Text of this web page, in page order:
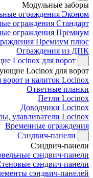
Модульные заборы
ограждения Эконом
ограждения Стандарт
ограждения Премиум
Премиум плюс
Ограждения из ДПК
Locinox для ворот
Locinox для ворот
ворот и калиток Locinox
Ответные планки
Петли Locinox
Доводчики Locinox
улавливатели Locinox
Временные ограждения
Сэндвич-панели
Сэндвич-панели
сэндвич-панели
сэндвич-панели
сэндвич-панелей